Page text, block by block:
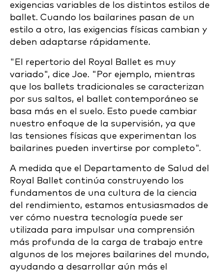
exigencias variables de los distintos estilos de
ballet. Cuando los bailarines pasan de un
estilo a otro, las exigencias físicas cambian y
deben adaptarse rápidamente.
"El repertorio del Royal Ballet es muy
variado", dice Joe. "Por ejemplo, mientras
que los ballets tradicionales se caracterizan
por sus saltos, el ballet contemporáneo se
basa más en el suelo. Esto puede cambiar
nuestro enfoque de la supervisión, ya que
las tensiones físicas que experimentan los
bailarines pueden invertirse por completo".
A medida que el Departamento de Salud del
Royal Ballet continúa construyendo los
fundamentos de una cultura de la ciencia
del rendimiento, estamos entusiasmados de
ver cómo nuestra tecnología puede ser
utilizada para impulsar una comprensión
más profunda de la carga de trabajo entre
algunos de los mejores bailarines del mundo,
ayudando a desarrollar aún más el